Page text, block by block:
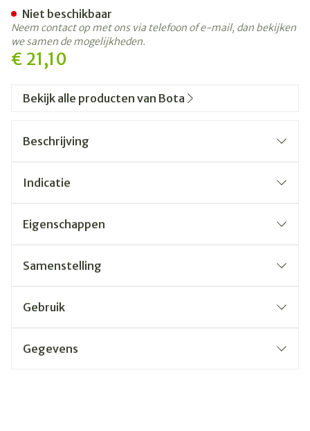
€ 21,10
Niet beschikbaar
Neem contact op met ons via telefoon of e-mail, dan bekijken
we samen de mogelijkheden.
Bekijk alle producten van Bota
Beschrijving
Indicatie
Eigenschappen
Samenstelling
Gebruik
Gegevens